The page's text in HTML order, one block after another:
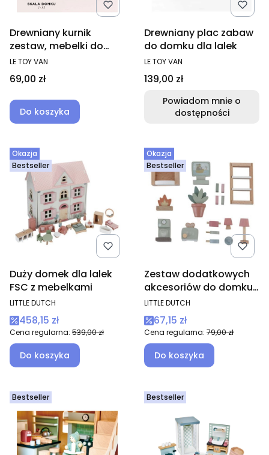
Drewniany kurnik
zestaw, mebelki do
domku dla lalek
PRODUCENT
LE TOY VAN
Cena
69,00 zł
Do koszyka
Drewniany plac zabaw
do domku dla lalek
PRODUCENT
LE TOY VAN
Cena
139,00 zł
Powiadom mnie o
dostępności
Okazja
Bestseller
Duży domek dla lalek
FSC z mebelkami
PRODUCENT
LITTLE DUTCH
Cena promocyjna
458,15 zł
Cena regularna: 539,00 zł
Do koszyka
Okazja
Bestseller
Zestaw dodatkowych
akcesoriów do domku
dla lalek mebelki
PRODUCENT
LITTLE DUTCH
Cena promocyjna
67,15 zł
Cena regularna: 79,00 zł
Do koszyka
Bestseller Bestseller